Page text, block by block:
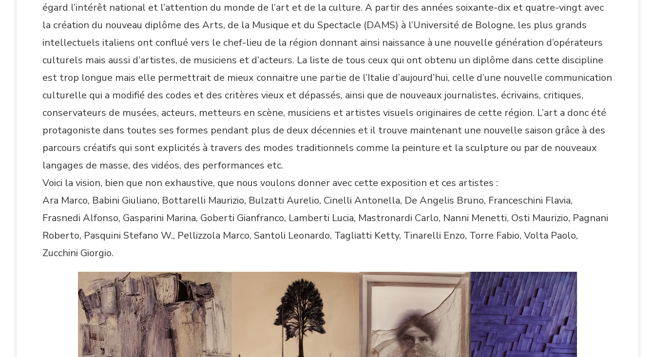
égard l’intérêt national et l’attention du monde de l’art et de la culture. A partir des années soixante-dix et quatre-vingt avec
la création du nouveau diplôme des Arts, de la Musique et du Spectacle (DAMS) à l’Université de Bologne, les plus grands
intellectuels italiens ont conflué vers le chef-lieu de la région donnant ainsi naissance à une nouvelle génération d’opérateurs
culturels mais aussi d’artistes, de musiciens et d’acteurs. La liste de tous ceux qui ont obtenu un diplôme dans cette discipline
est trop longue mais elle permettrait de mieux connaitre une partie de l’Italie d’aujourd’hui, celle d’une nouvelle communication
culturelle qui a modifié des codes et des critères vieux et dépassés, ainsi que de nouveaux journalistes, écrivains, critiques,
conservateurs de musées, acteurs, metteurs en scène, musiciens et artistes visuels originaires de cette région. L’art a donc été
protagoniste dans toutes ses formes pendant plus de deux décennies et il trouve maintenant une nouvelle saison grâce à des
parcours créatifs qui sont explicités à travers des modes traditionnels comme la peinture et la sculpture ou par de nouveaux
langages de masse, des vidéos, des performances etc.
Voici la vision, bien que non exhaustive, que nous voulons donner avec cette exposition et ces artistes :
Ara Marco, Babini Giuliano, Bottarelli Maurizio, Bulzatti Aurelio, Cinelli Antonella, De Angelis Bruno, Franceschini Flavia,
Frasnedi Alfonso, Gasparini Marina, Goberti Gianfranco, Lamberti Lucia, Mastronardi Carlo, Nanni Menetti, Osti Maurizio, Pagnani
Roberto, Pasquini Stefano W., Pellizzola Marco, Santoli Leonardo, Tagliatti Ketty, Tinarelli Enzo, Torre Fabio, Volta Paolo,
Zucchini Giorgio.